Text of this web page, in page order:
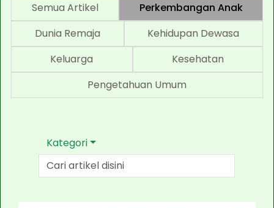
Semua Artikel
Perkembangan Anak
Dunia Remaja
Kehidupan Dewasa
Keluarga
Kesehatan
Pengetahuan Umum
Kategori